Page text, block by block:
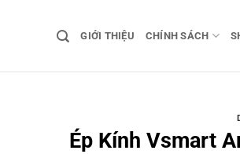
GIỚI THIỆU CHÍNH SÁCH
Ép Kính Vsmart